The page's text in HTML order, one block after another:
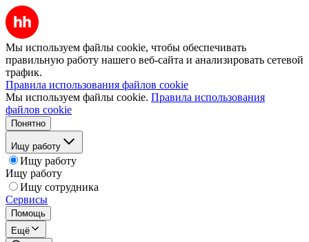
Мы используем файлы cookie, чтобы обеспечивать
правильную работу нашего веб-сайта и анализировать сетевой
трафик.
Правила использования файлов cookie
Мы используем файлы cookie. Правила использования
файлов cookie
Понятно
Ищу работу
Ищу работу
Ищу работу
Ищу сотрудника
Сервисы
Помощь
Ещё